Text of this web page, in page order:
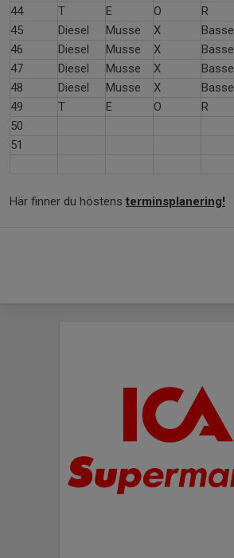
44
T E O R
45
Diesel Musse X Basse
46
Diesel Musse X Basse
47
Diesel Musse X Basse
48
Diesel Musse X Basse
49
T E O R
50
51
Här finner du höstens terminsplanering!